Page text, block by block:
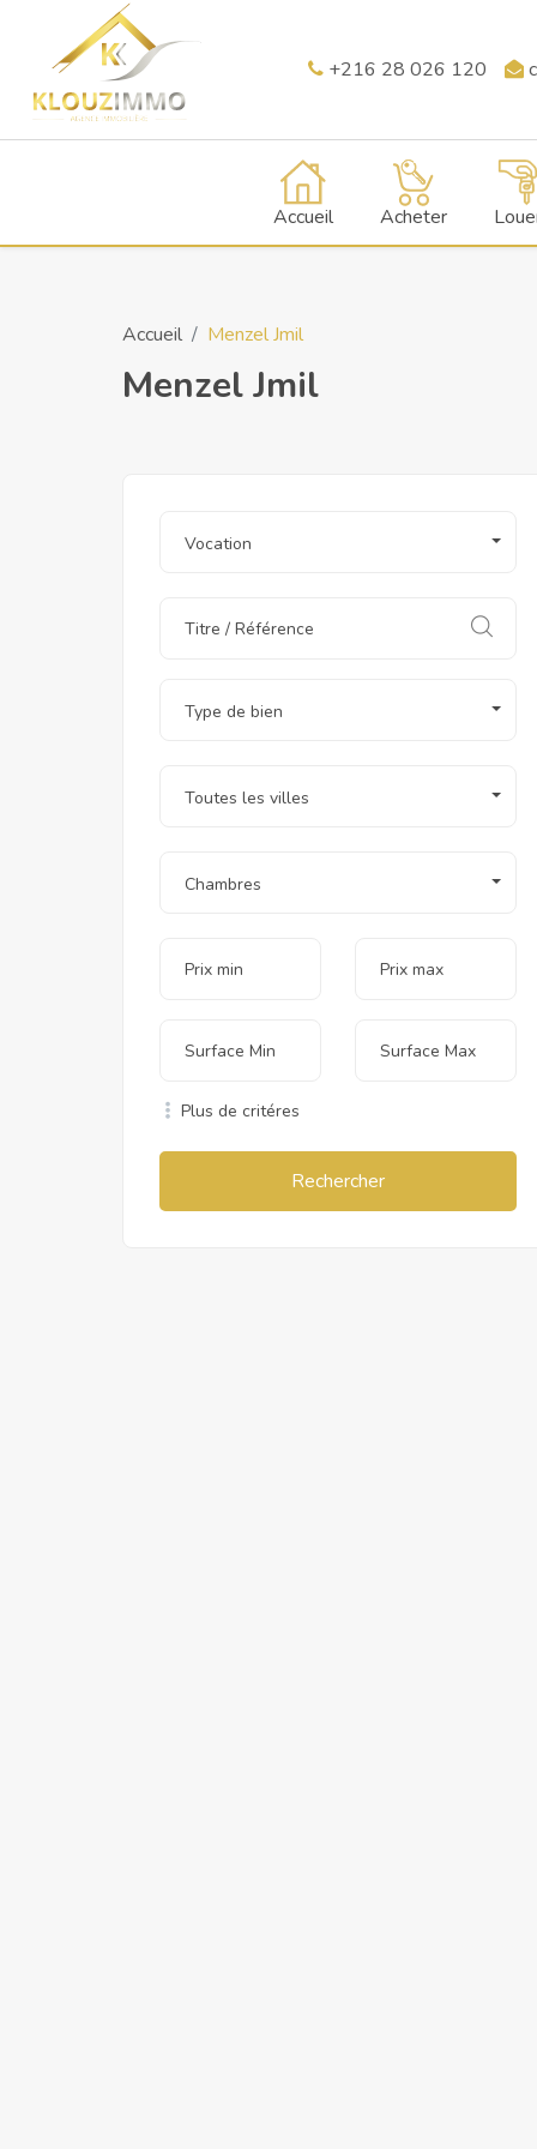
+216 28 026 120
Accueil Acheter
Accueil Menzel Jmil
Menzel Jmil
Vocation
Type de bien
Toutes les villes
Chambres
Plus de critéres
Rechercher